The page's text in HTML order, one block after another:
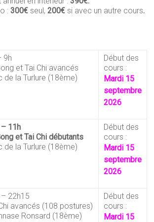
:300€ seul,200€ si avec un autre cours.
9h
et Tai Chi avancés
de la Turlure (18ème)
Début des
cours :
Mardi 15
septembre
2026
11h
et Tai Chi débutants
de la Turlure (18ème)
Début des
cours :
Mardi 15
septembre
2026
22h15
avancés (108 postures)
Ronsard (18ème)
Début des
cours :
Mardi 15